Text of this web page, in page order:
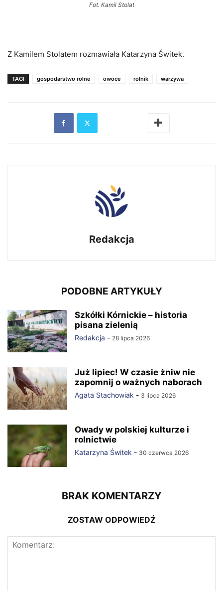
Fot. Kamil Stolat
Z Kamilem Stolatem rozmawiała Katarzyna Świtek.
TAGI gospodarstwo rolne owoce rolnik warzywa
Redakcja
PODOBNE ARTYKUŁY
Szkółki Kórnickie – historia
pisana zielenią
Redakcja - 28 lipca 2026
Już lipiec! W czasie żniw nie
zapomnij o ważnych naborach
Agata Stachowiak - 3 lipca 2026
Owady w polskiej kulturze i
rolnictwie
Katarzyna Świtek - 30 czerwca 2026
BRAK KOMENTARZY
ZOSTAW ODPOWIEDŹ